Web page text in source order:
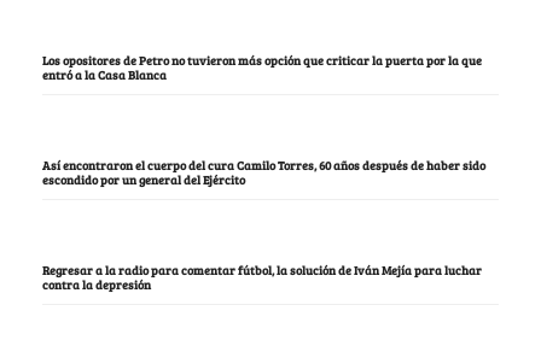
Los opositores de Petro no tuvieron más opción que criticar la puerta por la que
entró a la Casa Blanca
Así encontraron el cuerpo del cura Camilo Torres, 60 años después de haber sido
escondido por un general del Ejército
Regresar a la radio para comentar fútbol, la solución de Iván Mejía para luchar
contra la depresión